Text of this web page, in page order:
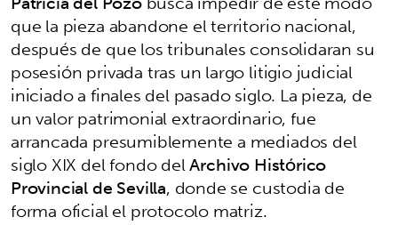
que la pieza abandone el territorio nacional,
después de que los tribunales consolidaran su
posesión privada tras un largo litigio judicial
iniciado a finales del pasado siglo. La pieza, de
un valor patrimonial extraordinario, fue
arrancada presumiblemente a mediados del
siglo XIX del fondo delArchivo Histórico
Provincial de Sevilla, donde se custodia de
forma oficial el protocolo matriz.